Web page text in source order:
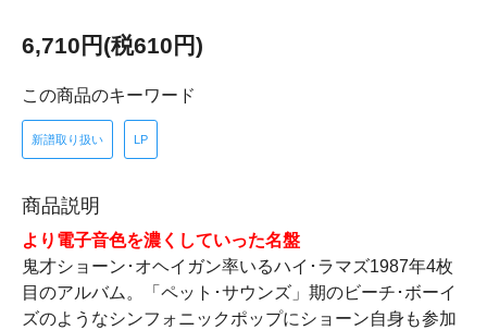
6,710円(税610円)
この商品のキーワード
新譜取り扱い LP
商品説明
より電子音色を濃くしていった名盤
鬼才ショーン･オヘイガン率いるハイ･ラマズ1987年4枚
目のアルバム。「ペット･サウンズ」期のビーチ･ボーイ
ズのようなシンフォニックポップにショーン自身も参加